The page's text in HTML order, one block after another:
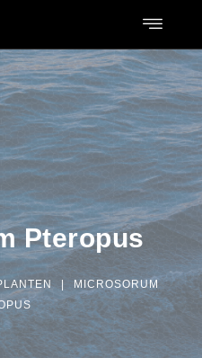
Pteropus
MICROSORUM